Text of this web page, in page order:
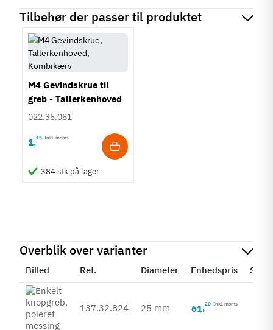
Tilbehør der passer til produktet
M4 Gevindskrue til
greb - Tallerkenhoved
- Krydskærv
022.35.081
1,15 Inkl. moms
384 stk på lager
Overblik over varianter
Billed Ref. Diameter Enhedspris
137.32.824 25 mm 61,20 Inkl. moms